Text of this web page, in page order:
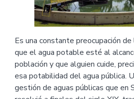
Es una constante preocupación
que el agua potable esté al
población y que alguien cuide,
esa potabilidad del agua pública.
gestión de aguas públicas que en